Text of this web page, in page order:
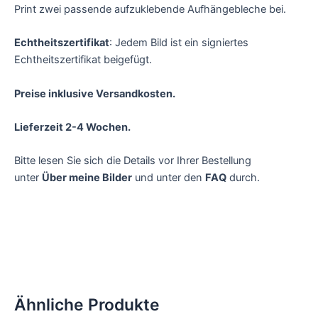
Print zwei passende aufzuklebende Aufhängebleche bei.
Echtheitszertifikat: Jedem Bild ist ein signiertes
Echtheitszertifikat beigefügt.
Preise inklusive Versandkosten.
Lieferzeit 2-4 Wochen.
Bitte lesen Sie sich die Details vor Ihrer Bestellung
unter Über meine Bilder und unter den FAQ durch.
Ähnliche Produkte